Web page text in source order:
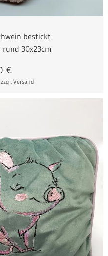
bestickt
rund 30x23cm
zzgl. Versand
€